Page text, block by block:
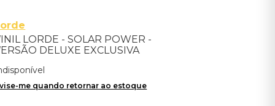
LORDE - SOLAR POWER -
DELUXE EXCLUSIVA
me quando retornar ao estoque